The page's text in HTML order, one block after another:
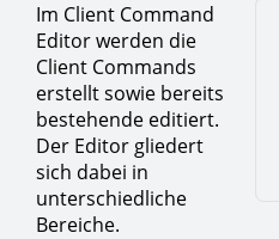
Im Client Command
Editor werden die
Client Commands
erstellt sowie bereits
bestehende editiert.
Der Editor gliedert
sich dabei in
unterschiedliche
Bereiche.